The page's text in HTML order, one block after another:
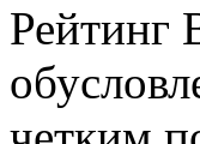
Рейтинг